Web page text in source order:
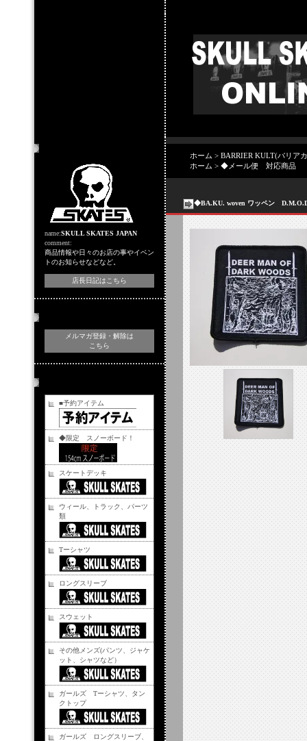
name:SKULL SKATES JAPAN
comment:
商品情報や日々のお店の事やイベン
トのお知らせなどなど。
店長日記はこちら
メルマガ登録・解除は
こちら
■予約アイテム
◆限定 スノーボード！
スケートデッキ
ウィール、トラック、パーツ
類
Tーシャツ
ロングスリーブ
スウェット
その他メンズ(パンツ、ジャケ
ット、シャツなど）
ガールズ Tーシャツ、タン
クトップ
ガールズ ロングスリーブ、
ホーム > BARRIER KULT(バリア
ホーム > ◆メール便 対応商品
◆BA.KU. woven ワッペン